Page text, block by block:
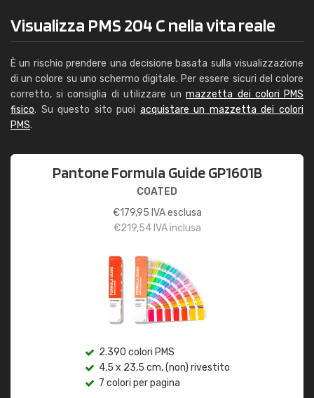
Visualizza PMS 204 C nella vita reale
È un rischio prendere una decisione basata sulla visualizzazione
di un colore su uno schermo digitale. Per essere sicuri del colore
corretto, si consiglia di utilizzare unmazzetta dei colori PMS
fisico. Su questo sito puoi acquistare un mazzetta dei colori
PMS.
Pantone Formula Guide GP1601B
COATED
€179,95 IVA esclusa
€219,54IVA inclusa
2.390 colori PMS
4,5 x 23,5 cm, (non) rivestito
7 colori per pagina